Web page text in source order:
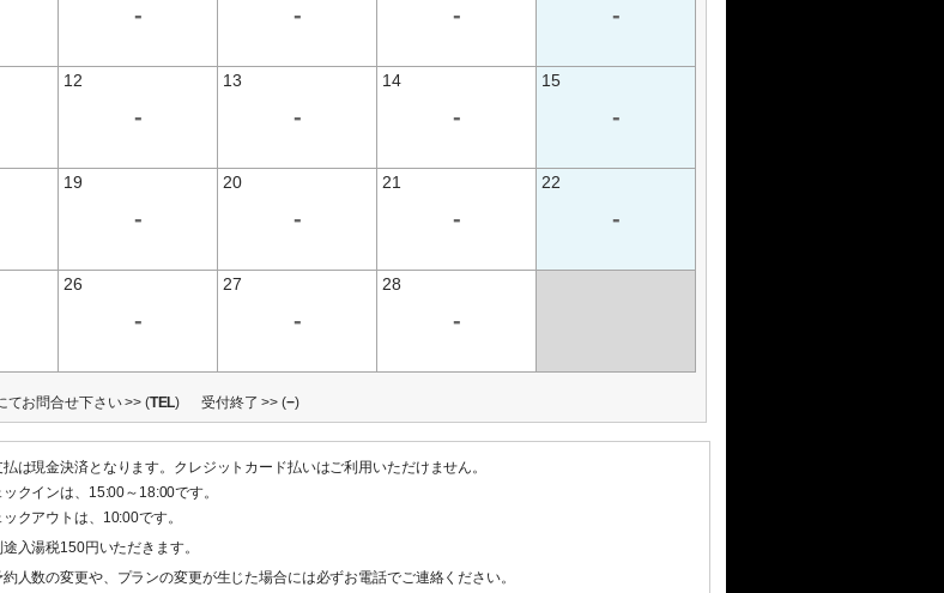
- - - -
12
-
13
-
14
-
15
-
19
-
20
-
21
-
22
-
26
-
27
-
28
-
てお問合せ下さい >> (TEL) 受付終了 >> (−)
払は現金決済となります。クレジットカード払いはご利用いただけません。
クインは、15:00～18:00です。
クアウトは、10:00です。
入湯税150円いただきます。
約人数の変更や、プランの変更が生じた場合には必ずお電話でご連絡ください。